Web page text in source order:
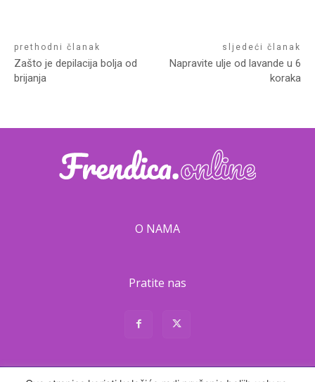
prethodni članak
Zašto je depilacija bolja od
brijanja
sljedeći članak
Napravite ulje od lavande u 6
koraka
O NAMA
Pratite nas